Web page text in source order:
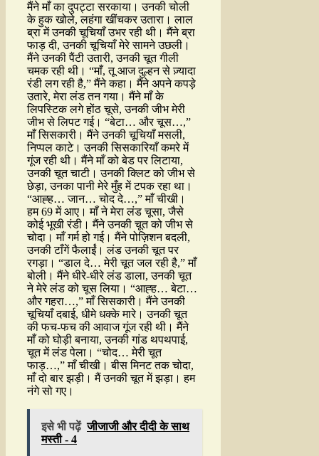
मैंने माँ का दुपट्टा सरकाया। उनकी चोली
के हुक खोले, लहंगा खींचकर उतारा। लाल
ब्रा में उनकी चूचियाँ उभर रही थी। मैंने ब्रा
फाड़ दी, उनकी चूचियाँ मेरे सामने उछली।
मैंने उनकी पैंटी उतारी, उनकी चूत गीली
चमक रही थी। “माँ, तू आज दुल्हन से ज़्यादा
रंडी लग रही है,” मैंने कहा। मैंने अपने कपड़े
उतारे, मेरा लंड तन गया। मैंने माँ के
लिपस्टिक लगे होंठ चूसे, उनकी जीभ मेरी
जीभ से लिपट गई। “बेटा… और चूस…,”
माँ सिसकारी। मैंने उनकी चूचियाँ मसली,
निप्पल काटे। उनकी सिसकारियाँ कमरे में
गूंज रही थी। मैंने माँ को बेड पर लिटाया,
उनकी चूत चाटी। उनकी क्लिट को जीभ से
छेड़ा, उनका पानी मेरे मुँह में टपक रहा था।
“आह्ह… जान… चोद दे…,” माँ चीखी।
हम 69 में आए। माँ ने मेरा लंड चूसा, जैसे
कोई भूखी रंडी। मैंने उनकी चूत को जीभ से
चोदा। माँ गर्म हो गई। मैंने पोज़िशन बदली,
उनकी टाँगें फैलाईं। लंड उनकी चूत पर
रगड़ा। “डाल दे… मेरी चूत जल रही है,” माँ
बोली। मैंने धीरे-धीरे लंड डाला, उनकी चूत
ने मेरे लंड को चूस लिया। “आह्ह… बेटा…
और गहरा…,” माँ सिसकारी। मैंने उनकी
चूचियाँ दबाई, धीमे धक्के मारे। उनकी चूत
की फच-फच की आवाज गूंज रही थी। मैंने
माँ को घोड़ी बनाया, उनकी गांड थपथपाई,
चूत में लंड पेला। “चोद… मेरी चूत
फाड़…,” माँ चीखी। बीस मिनट तक चोदा,
माँ दो बार झड़ी। मैं उनकी चूत में झड़ा। हम
नंगे सो गए।
इसे भी पढ़ें जीजाजी और दीदी के साथ
मस्ती - 4